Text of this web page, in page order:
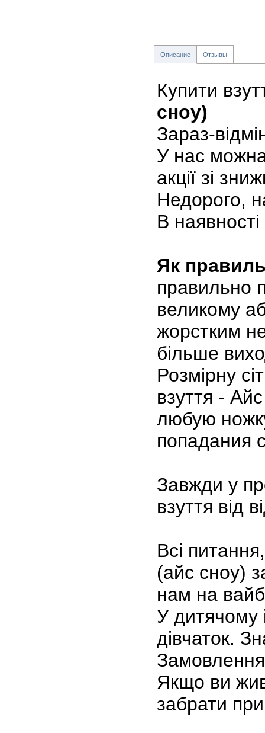
Описание Отзывы
Купити
сноу)
Зараз-
У нас
акції зі
Недорого,
В
Як
правильно
великому
жорстким
більше
Розмірну
взуття -
любую
попадания
Завжди у
взуття від
Всі
(айс сноу)
нам на
У дитячому
дівчаток.
Якщо ви
забрати